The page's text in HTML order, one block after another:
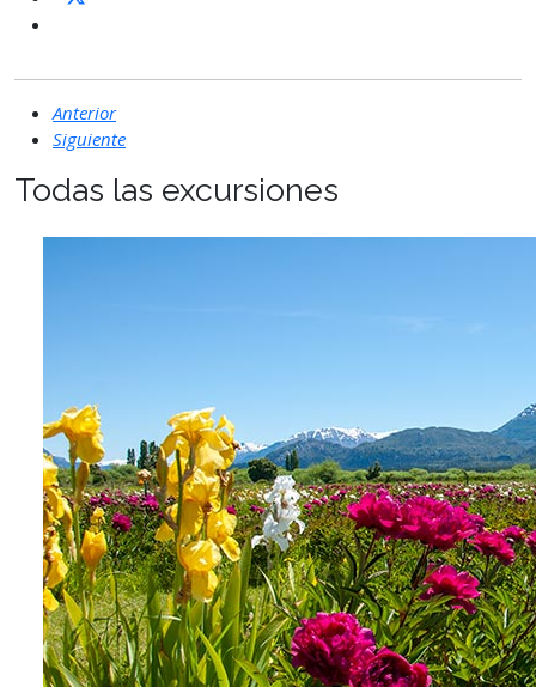
Anterior
Siguiente
Todas las excursiones